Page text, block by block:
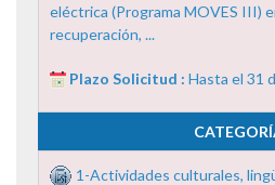
eléctrica (Programa MOVES III)
recuperación, ...
Plazo Solicitud : Hasta el 31
1-Actividades culturales,